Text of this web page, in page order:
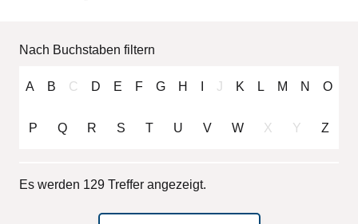
Nach Buchstaben filtern
A B C D E F G H J K L M N O
P Q R S T U V W X Y Z
Es werden 129 Treffer angezeigt.